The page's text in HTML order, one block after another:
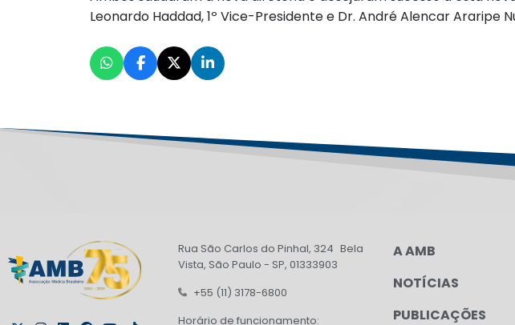
Leonardo Haddad, 1º Vice-Presidente e Dr. André Alencar Araripe
Rua São Carlos do Pinhal, 324 Bela
Vista, São Paulo - SP, 01333903
+55 (11) 3178-6800
Horário de funcionamento:
A AMB
NOTÍCIAS
PUBLICAÇÕES